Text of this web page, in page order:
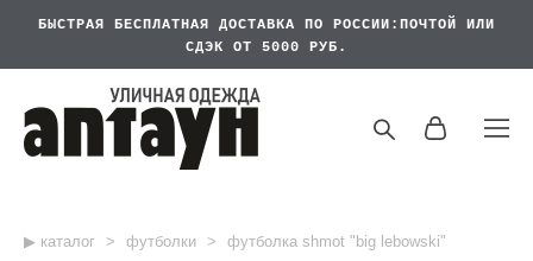
БЫСТРАЯ БЕСПЛАТНАЯ
ДОСТАВКА ПО РОССИИ:ПОЧТОЙ ИЛИ
СДЭК ОТ 5000 РУБ.
▶︎ каталог > футболки > футболка shmot "big lebowski"